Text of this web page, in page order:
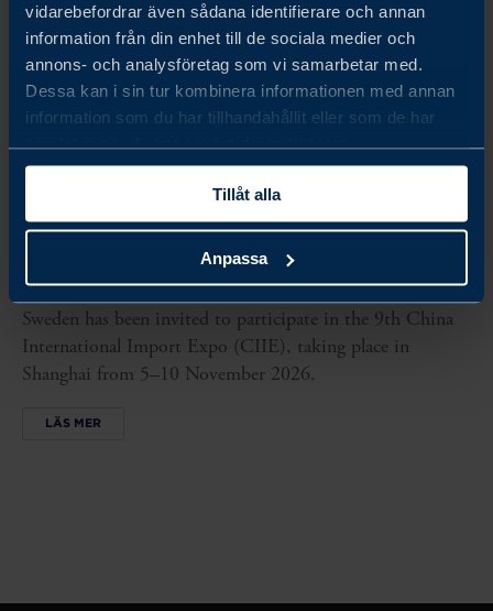
vidarebefordrar även sådana identifierare och annan
information från din enhet till de sociala medier och
annons- och analysföretag som vi samarbetar med.
Dessa kan i sin tur kombinera informationen med annan
information som du har tillhandahållit eller som de har
samlat in när du har använt deras tjänster.
Tillåt alla
Anpassa
nov. 05 - nov. 10, 2026
SWEDISH COUNTRY PAVILION AT CHINA
INTERNATIONAL IMPORT EXPO 2026
Sweden has been invited to participate in the 9th China
International Import Expo (CIIE), taking place in
Shanghai from 5–10 November 2026.
LÄS MER